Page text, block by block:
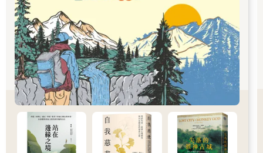
較類似黑猩猩的行為。
在狩獵採集生活時期中，只有母子一起生活並不會有太大的
問題：但是到了農耕生活時期，不論是高度組織化的社會合作，
或是蓄積財富的集團組織性戰鬥，都使得人類必須去學習符合社
會規範與規則的行為模式。父親以一家之長的身分領導大家，同
時擔任教導孩子這個共同體的規範，將孩子培養成可獨當一面的
組織成員。
在這樣的父權社會下，父親是一個令人恐懼的存在，且具有
神支柱。
而改變這個大環境的，是近代工業化的社會。過去領導一家
人的父親被大規模的工廠吸收，從孩子面前消失。孩子的教育改